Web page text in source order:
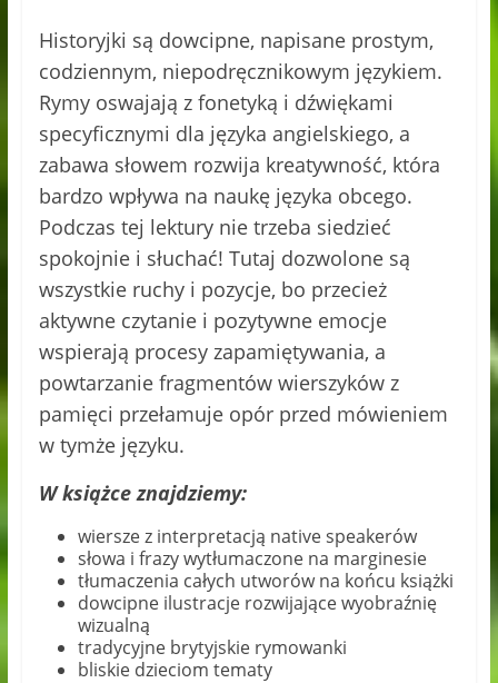
Historyjki są dowcipne, napisane prostym,
codziennym, niepodręcznikowym językiem.
Rymy oswajają z fonetyką i dźwiękami
specyficznymi dla języka angielskiego, a
zabawa słowem rozwija kreatywność, która
bardzo wpływa na naukę języka obcego.
Podczas tej lektury nie trzeba siedzieć
spokojnie i słuchać! Tutaj dozwolone są
wszystkie ruchy i pozycje, bo przecież
aktywne czytanie i pozytywne emocje
wspierają procesy zapamiętywania, a
powtarzanie fragmentów wierszyków z
pamięci przełamuje opór przed mówieniem
w tymże języku.
W książce znajdziemy:
wiersze z interpretacją native speakerów
słowa i frazy wytłumaczone na marginesie
tłumaczenia całych utworów na końcu książki
dowcipne ilustracje rozwijające wyobraźnię
wizualną
tradycyjne brytyjskie rymowanki
bliskie dzieciom tematy